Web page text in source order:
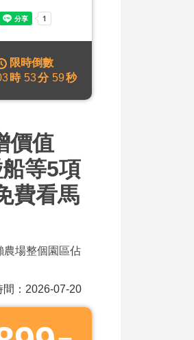
限時倒數
時 53分 57秒
價值
等5項
費看馬
農場整個園區佔
間：2026-07-20